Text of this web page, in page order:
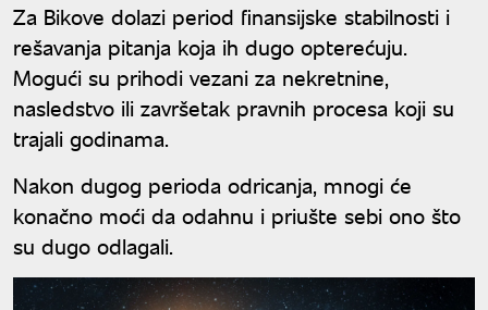
Za Bikove dolazi period finansijske stabilnosti i
rešavanja pitanja koja ih dugo opterećuju.
Mogući su prihodi vezani za nekretnine,
nasledstvo ili završetak pravnih procesa koji su
trajali godinama.
Nakon dugog perioda odricanja, mnogi će
konačno moći da odahnu i priušte sebi ono što
su dugo odlagali.